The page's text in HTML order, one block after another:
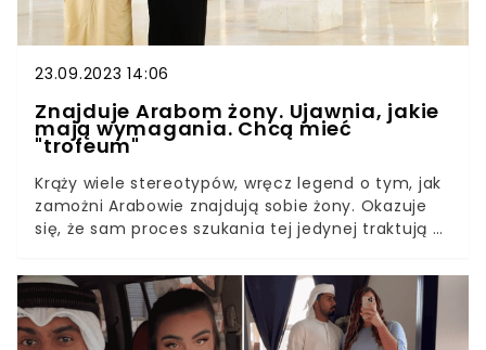
23.09.2023 14:06
Znajduje Arabom żony. Ujawnia, jakie
mają wymagania. Chcą mieć
"trofeum"
Krąży wiele stereotypów, wręcz legend o tym, jak
zamożni Arabowie znajdują sobie żony. Okazuje
się, że sam proces szukania tej jedynej traktują w
za którą można zapłacić. Tę zapewnia im
Christina Maxion, ekskluzywna swatka szejków.